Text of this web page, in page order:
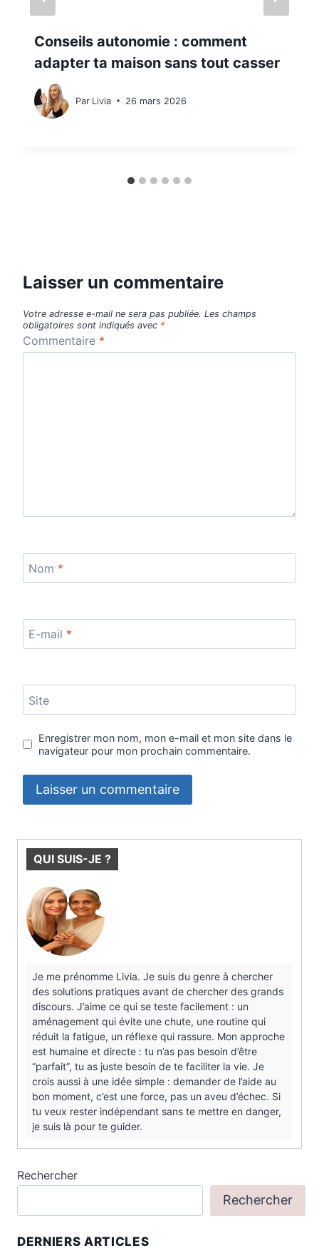
Conseils autonomie : comment
adapter ta maison sans tout casser
Par Livia 26 mars 2026
Laisser un commentaire
Votre adresse e-mail ne sera pas publiée. Les champs
obligatoires sont indiqués avec *
Commentaire *
Nom *
E-mail *
Site
Enregistrer mon nom, mon e-mail et mon site dans le
navigateur pour mon prochain commentaire.
QUI SUIS-JE ?
Je me prénomme Livia. Je suis du genre à chercher
des solutions pratiques avant de chercher des grands
discours. J’aime ce qui se teste facilement : un
aménagement qui évite une chute, une routine qui
réduit la fatigue, un réflexe qui rassure. Mon approche
est humaine et directe : tu n’as pas besoin d’être
“parfait”, tu as juste besoin de te faciliter la vie. Je
crois aussi à une idée simple : demander de l’aide au
bon moment, c’est une force, pas un aveu d’échec. Si
tu veux rester indépendant sans te mettre en danger,
je suis là pour te guider.
Rechercher
Rechercher
DERNIERS ARTICLES